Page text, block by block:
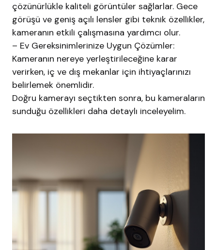
çözünürlükle kaliteli görüntüler sağlarlar. Gece
görüşü ve geniş açılı lensler gibi teknik özellikler,
kameranın etkili çalışmasına yardımcı olur.
– Ev Gereksinimlerinize Uygun Çözümler:
Kameranın nereye yerleştirileceğine karar
verirken, iç ve dış mekanlar için ihtiyaçlarınızı
belirlemek önemlidir.
Doğru kamerayı seçtikten sonra, bu kameraların
sunduğu özellikleri daha detaylı inceleyelim.